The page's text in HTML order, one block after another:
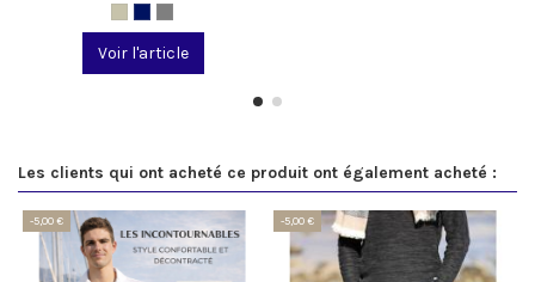
Voir l'article
Les clients qui ont acheté ce produit ont également acheté :
-5,00 € -5,00 €